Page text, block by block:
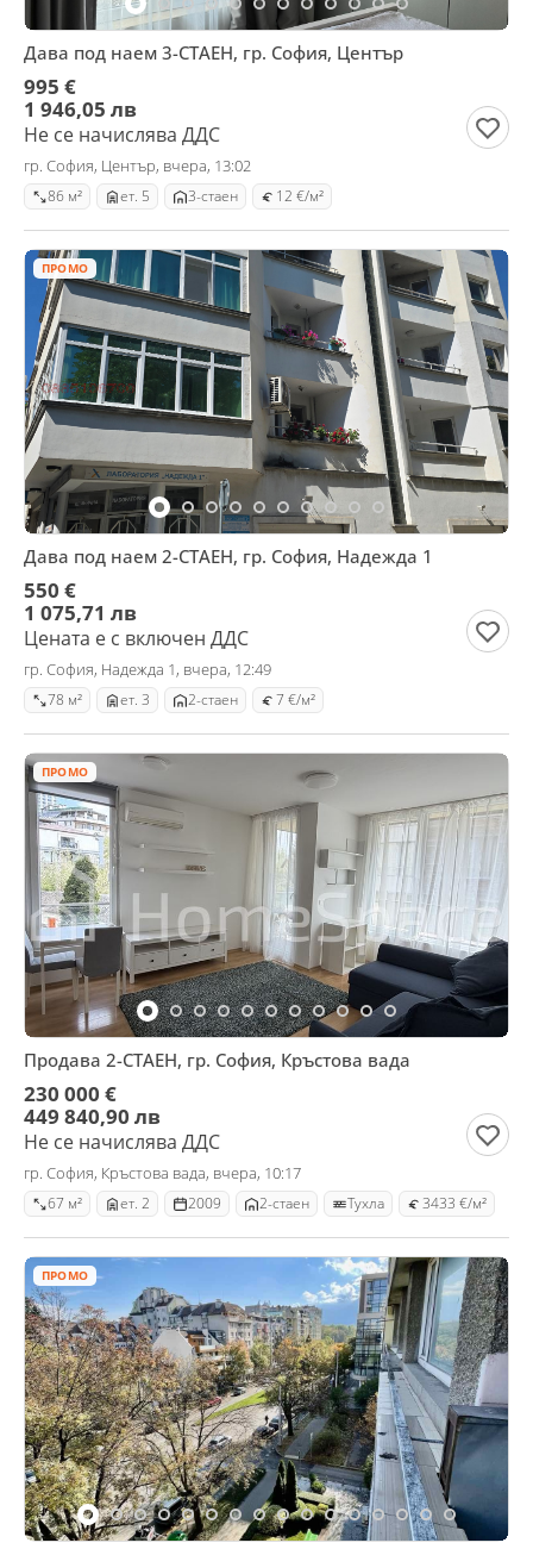
Дава под наем 3-СТАЕН, гр. София, Център
995 €
1 946,05 лв
Не се начислява ДДС
гр. София, Център, вчера, 13:02
86 м² ет. 5 3-стаен 12 €/м²
ПРОМО
Дава под наем 2-СТАЕН, гр. София, Надежда 1
550 €
1 075,71 лв
Цената е с включен ДДС
гр. София, Надежда 1, вчера, 12:49
78 м² ет. 3 2-стаен 7 €/м²
ПРОМО
Продава 2-СТАЕН, гр. София, Кръстова вада
230 000 €
449 840,90 лв
Не се начислява ДДС
гр. София, Кръстова вада, вчера, 10:17
67 м² ет. 2 2009 2-стаен Тухла 3433 €/м²
ПРОМО